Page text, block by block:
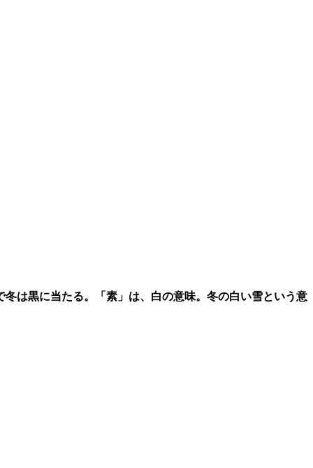
は黒に当たる。「素」は、白の意味。冬の白い雪という意